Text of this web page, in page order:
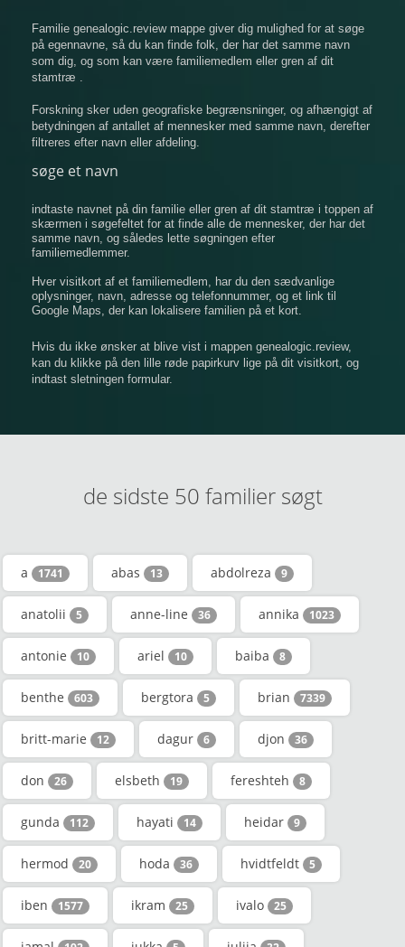
Familie genealogic.review mappe giver dig mulighed for at søge
på egennavne, så du kan finde folk, der har det samme navn
som dig, og som kan være familiemedlem eller gren af ​​dit
stamtræ .
Forskning sker uden geografiske begrænsninger, og afhængigt af
betydningen af ​​antallet af mennesker med samme navn, derefter
filtreres efter navn eller afdeling.
søge et navn
indtaste navnet på din familie eller gren af ​​dit stamtræ i toppen af
​​skærmen i søgefeltet for at finde alle de mennesker, der har det
samme navn, og således lette søgningen efter
familiemedlemmer.
Hver visitkort af et familiemedlem, har du den sædvanlige
oplysninger, navn, adresse og telefonnummer, og et link til
Google Maps, der kan lokalisere familien på et kort.
Hvis du ikke ønsker at blive vist i mappen genealogic.review,
kan du klikke på den lille røde papirkurv lige på dit visitkort, og
indtast sletningen formular.
de sidste 50 familier søgt
a 1741 abas 13 abdolreza 9
anatolii 5 anne-line 36 annika 1023
antonie 10 ariel 10 baiba 8
benthe 603 bergtora 5 brian 7339
britt-marie 12 dagur 6 djon 36
don 26 elsbeth 19 fereshteh 8
gunda 112 hayati 14 heidar 9
hermod 20 hoda 36 hvidtfeldt 5
iben 1577 ikram 25 ivalo 25